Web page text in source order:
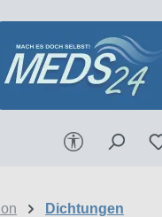
Dichtungen